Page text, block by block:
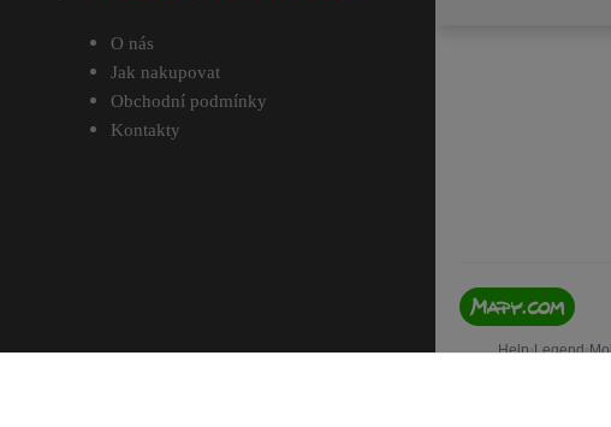
O nás
Jak nakupovat
Obchodní podmínky
Kontakty